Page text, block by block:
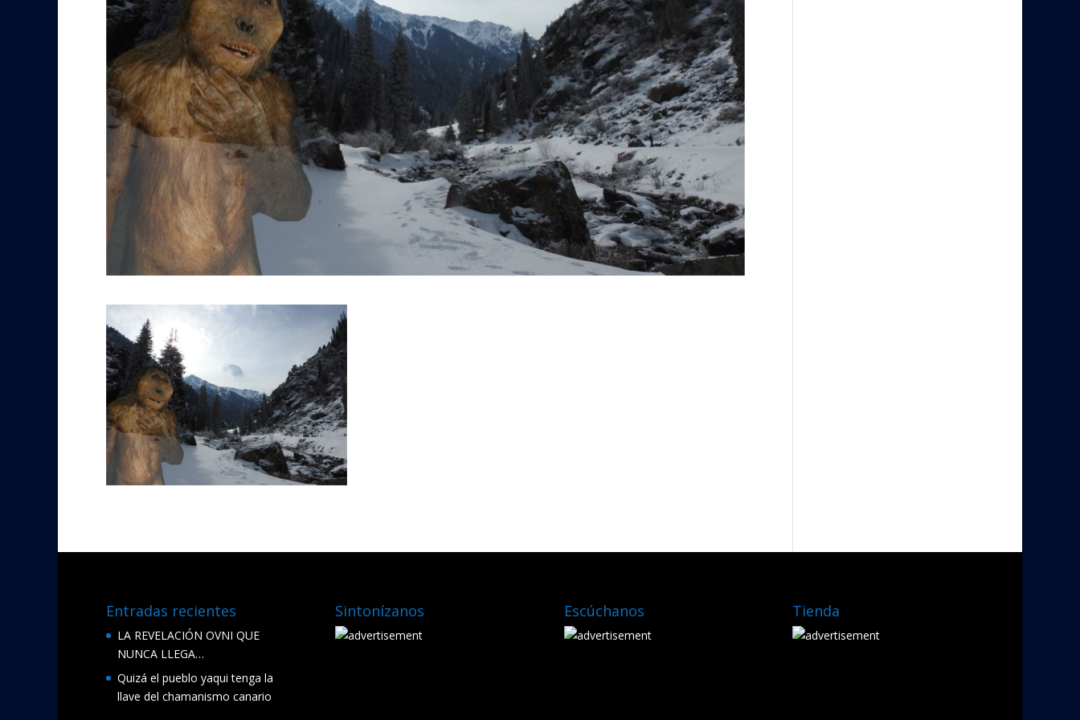
Entradas recientes
LA REVELACIÓN OVNI QUE
NUNCA LLEGA…
Quizá el pueblo yaqui tenga la
llave del chamanismo canario
Sintonízanos Escúchanos Tienda